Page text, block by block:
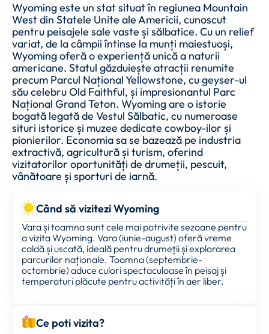
Wyoming este un stat situat în regiunea Mountain
West din Statele Unite ale Americii, cunoscut
pentru peisajele sale vaste și sălbatice. Cu un relief
variat, de la câmpii întinse la munți maiestuoși,
Wyoming oferă o experiență unică a naturii
americane. Statul găzduiește atracții renumite
precum Parcul Național Yellowstone, cu geyser-ul
său celebru Old Faithful, și impresionantul Parc
Național Grand Teton. Wyoming are o istorie
bogată legată de Vestul Sălbatic, cu numeroase
situri istorice și muzee dedicate cowboy-ilor și
pionierilor. Economia sa se bazează pe industria
extractivă, agricultură și turism, oferind
vizitatorilor oportunități de drumeții, pescuit,
vânătoare și sporturi de iarnă.
Când să vizitezi Wyoming
Vara și toamna sunt cele mai potrivite sezoane pentru
a vizita Wyoming. Vara (iunie-august) oferă vreme
caldă și uscată, ideală pentru drumeții și explorarea
parcurilor naționale. Toamna (septembrie-
octombrie) aduce culori spectaculoase în peisaj și
temperaturi plăcute pentru activități în aer liber.
Ce poti vizita?